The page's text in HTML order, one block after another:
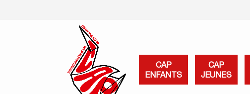
CAP
ENFANTS
CAP
JEUNES